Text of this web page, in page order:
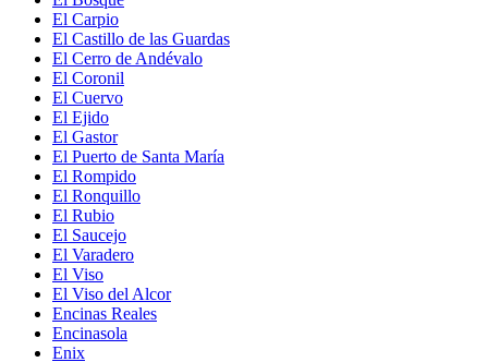
El Carpio
El Castillo de las Guardas
El Cerro de Andévalo
El Coronil
El Cuervo
El Ejido
El Gastor
El Puerto de Santa María
El Rompido
El Ronquillo
El Rubio
El Saucejo
El Varadero
El Viso
El Viso del Alcor
Encinas Reales
Encinasola
Enix